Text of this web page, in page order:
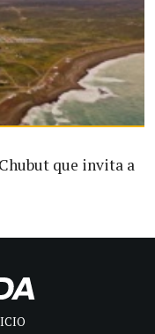
que invita a